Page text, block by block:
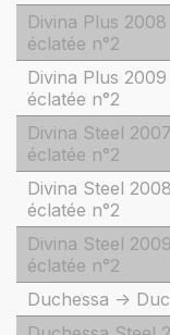
Divina Plus
éclatée n°2
Divina Plus
éclatée n°2
Divina Steel
éclatée n°2
Divina Steel
éclatée n°2
Divina Steel
éclatée n°2
Duchessa ->